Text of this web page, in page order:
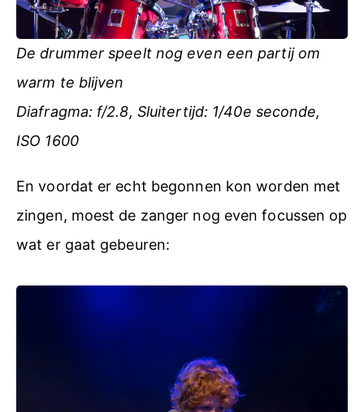
De drummer speelt nog even een partij om
warm te blijven
Diafragma: f/2.8, Sluitertijd: 1/40e seconde,
ISO 1600
En voordat er echt begonnen kon worden met
zingen, moest de zanger nog even focussen op
wat er gaat gebeuren: